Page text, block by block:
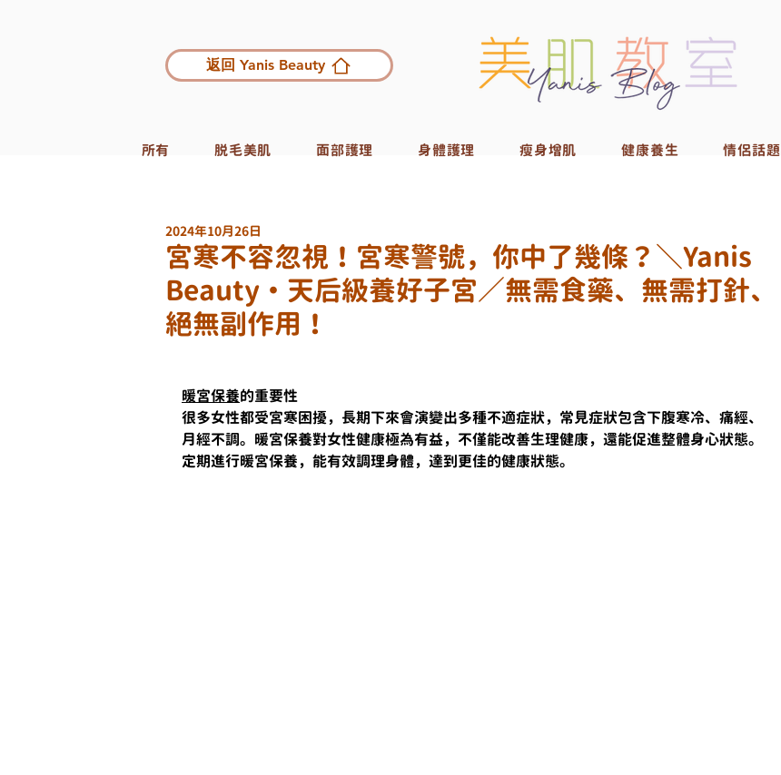
返回 Yanis Beauty
所有 脱毛美肌 面部護理 身體護理 瘦身增肌 健康養生 情侶話題
宮寒不容忽視！宮寒警號，你中了幾條？＼Yanis
Beauty・天后級養好子宮／無需食藥、無需打針、
絕無副作用！
2024年10月26日
暖宮保養的重要性
很多女性都受宮寒困擾，長期下來會演變出多種不適症狀，常見症狀包含下腹寒冷、痛經、
月經不調。暖宮保養對女性健康極為有益，不僅能改善生理健康，還能促進整體身心狀態。
定期進行暖宮保養，能有效調理身體，達到更佳的健康狀態。